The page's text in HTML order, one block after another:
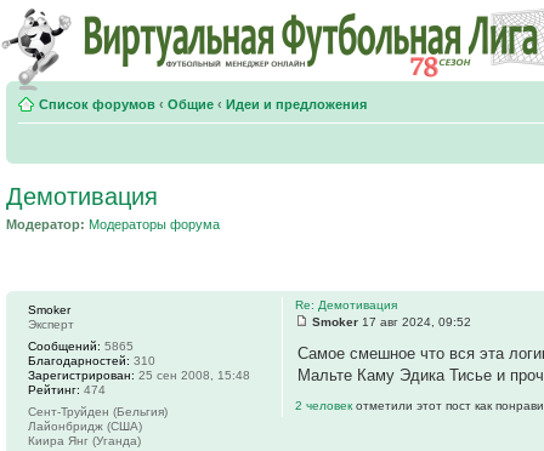
Список форумов ‹ Общие ‹ Идеи и предложения
Демотивация
Модератор: Модераторы форума
Re: Демотивация
Smoker 17 авг 2024, 09:52
Самое смешное что вся эта
Мальте Каму Эдика Тисье и
2 человек отметили этот пост как
Smoker
Эксперт
Сообщений: 5865
Благодарностей: 310
Зарегистрирован: 25 сен 2008, 15:48
Рейтинг: 474
Сент-Труйден (Бельгия)
Лайонбридж (США)
Киира Янг (Уганда)